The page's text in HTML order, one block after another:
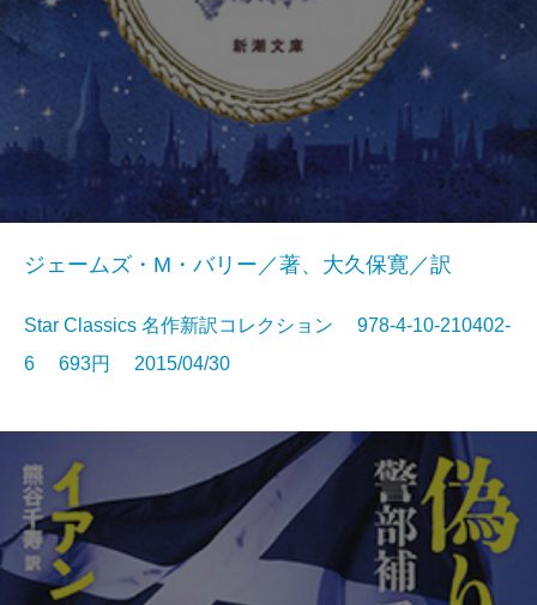
ジェームズ・M・バリー／著、大久保寛／訳
Star Classics 名作新訳コレクション 978-4-10-210402-
6 693円 2015/04/30